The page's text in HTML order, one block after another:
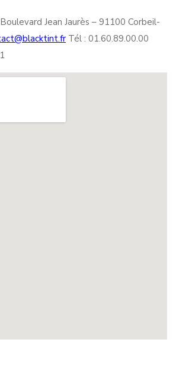
Jean Jaurès – 91100 Corbeil-
Tél : 01.60.89.00.00